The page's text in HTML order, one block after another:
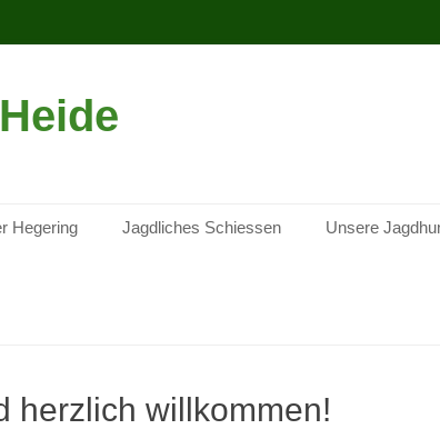
Hegering Jagdliches Schiessen Unsere
herzlich willkommen!